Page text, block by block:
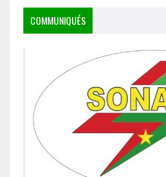
COMMUNIQUÉS